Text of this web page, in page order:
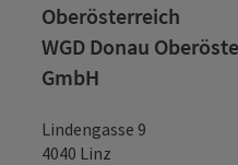
Oberösterreich
WGD Donau
GmbH
Lindengasse 9
4040 Linz